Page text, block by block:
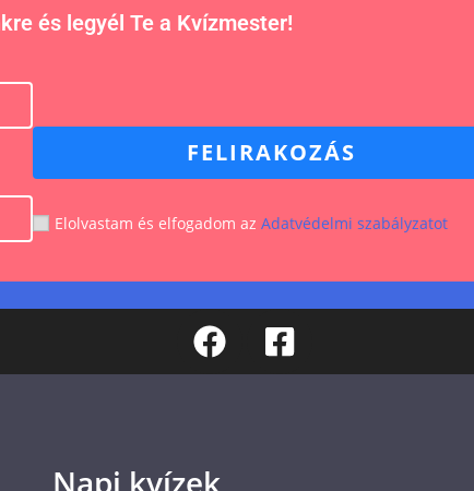
és legyél Te a Kvízmester!
FELIRAKOZÁS
Elolvastam és elfogadom az Adatvédelmi szabályzatot
Napi kvízek